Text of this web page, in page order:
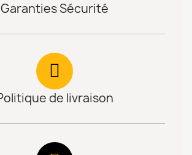
Garanties Sécurité
de livraison